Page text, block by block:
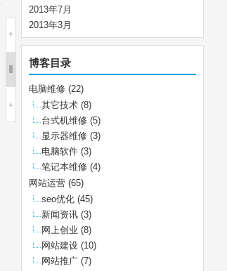
2013年7月
2013年3月
博客目录
电脑维修 (22)
其它技术 (8)
台式机维修 (5)
显示器维修 (3)
电脑软件 (3)
笔记本维修 (4)
网站运营 (65)
seo优化 (45)
新闻资讯 (3)
网上创业 (8)
网站建设 (10)
网站推广 (7)